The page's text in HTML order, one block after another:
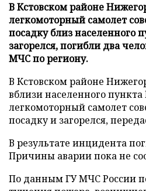
В Кстовском районе
легкомоторный самолет
посадку близ населенного
загорелся, погибли два
МЧС по региону.
В Кстовском районе
вблизи населенного
легкомоторный самолет
посадку и загорелся,
В результате инцидента
Причины аварии пока не
По данным ГУ МЧС России